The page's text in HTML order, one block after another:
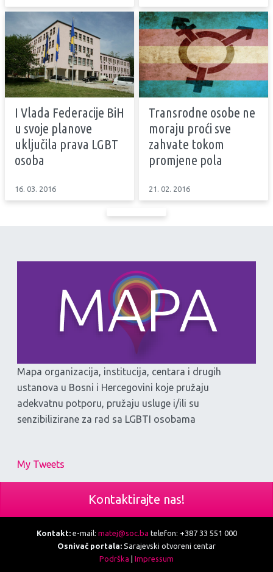
I Vlada Federacije BiH
u svoje planove
uključila prava LGBT
osoba
16. 03. 2016
Transrodne osobe ne
moraju proći sve
zahvate tokom
promjene pola
21. 02. 2016
Mapa organizacija, institucija, centara i drugih
ustanova u Bosni i Hercegovini koje pružaju
adekvatnu potporu, pružaju usluge i/ili su
senzibilizirane za rad sa LGBTI osobama
My Tweets
Kontaktirajte nas!
Kontakt:e-mail: matej@soc.ba telefon: +387 33 551 000
Osnivač portala: Sarajevski otvoreni centar
Podrška
Impressum